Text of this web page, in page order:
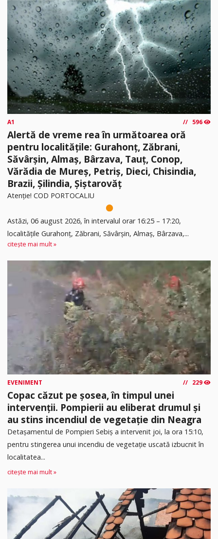
A1 596
Alertă de vreme rea în următoarea oră
pentru localitățile: Gurahonț, Zăbrani,
Săvârșin, Almaș, Bârzava, Tauț, Conop,
Vărădia de Mureș, Petriș, Dieci, Chisindia,
Brazii, Șilindia, Șiștarovăț
Atenție! COD PORTOCALIU
Astăzi, 06 august 2026, în intervalul orar 16:25 – 17:20,
localitățile Gurahonț, Zăbrani, Săvârșin, Almaș, Bârzava,...
citește mai mult »
EVENIMENT 229
Copac căzut pe șosea, în timpul unei
intervenții. Pompierii au eliberat drumul și
au stins incendiul de vegetație din Neagra
Detașamentul de Pompieri Sebiș a intervenit joi, la ora 15:10,
pentru stingerea unui incendiu de vegetație uscată izbucnit în
localitatea...
citește mai mult »